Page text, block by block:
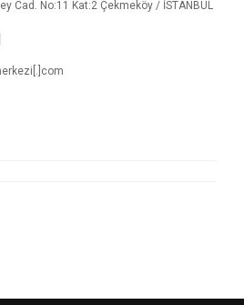
Cad. No:11 Kat:2 Çekmeköy / İSTANBUL